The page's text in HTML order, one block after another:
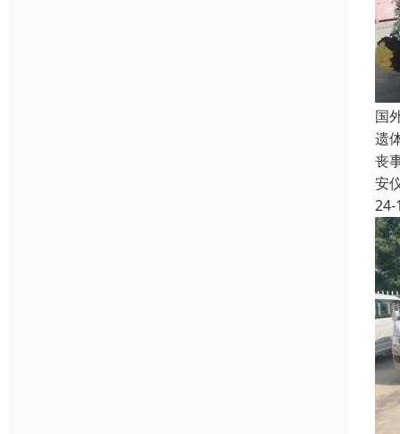
国
遗
丧
安
24-